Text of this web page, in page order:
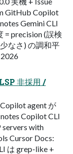
GitHub Copilot
Gemini CLI
= precision (誤検
なさ) の調和平
非採用 /
agent が
Copilot CLI
servers with
Cursor Docs:
は grep-like +